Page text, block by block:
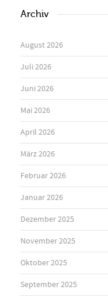
Archiv
August 2026
Juli 2026
Juni 2026
Mai 2026
April 2026
März 2026
Februar 2026
Januar 2026
Dezember 2025
November 2025
Oktober 2025
September 2025